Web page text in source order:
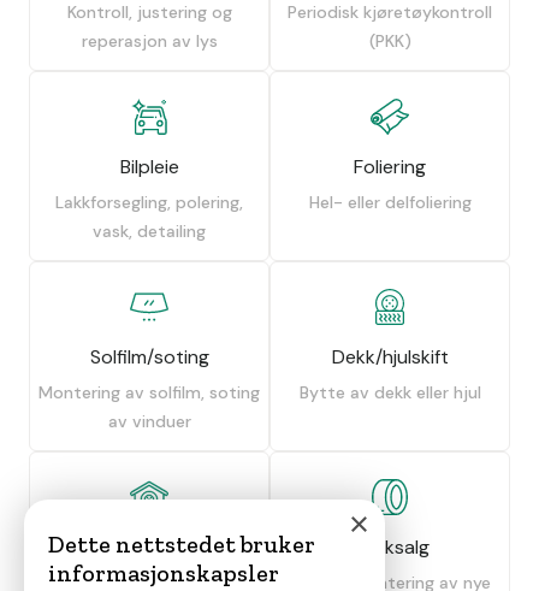
Kontroll, justering og
reperasjon av lys
Periodisk kjøretøykontroll
(PKK)
Bilpleie
Lakkforsegling, polering,
vask, detailing
Foliering
Hel- eller delfoliering
Solfilm/soting
Montering av solfilm, soting
av vinduer
Dekk/hjulskift
Bytte av dekk eller hjul
Dekkhotell
Oppbevaring av dekk
Dekksalg
Salg og montering av nye
×
Dette nettstedet bruker
informasjonskapsler